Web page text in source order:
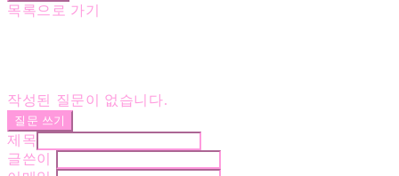
목록으로 가기
작성된 질문이 없습니다.
질문 쓰기
제목
글쓴이